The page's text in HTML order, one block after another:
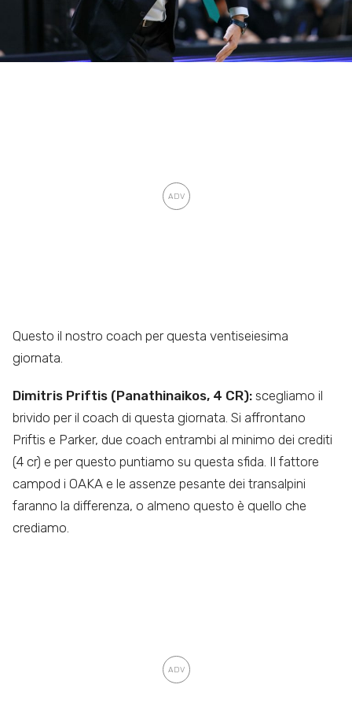
Questo il nostro coach per questa ventiseiesima
giornata.
Dimitris Priftis (Panathinaikos, 4 CR): scegliamo il
brivido per il coach di questa giornata. Si affrontano
Priftis e Parker, due coach entrambi al minimo dei crediti
(4 cr) e per questo puntiamo su questa sfida. Il fattore
campod i OAKA e le assenze pesante dei transalpini
faranno la differenza, o almeno questo è quello che
crediamo.